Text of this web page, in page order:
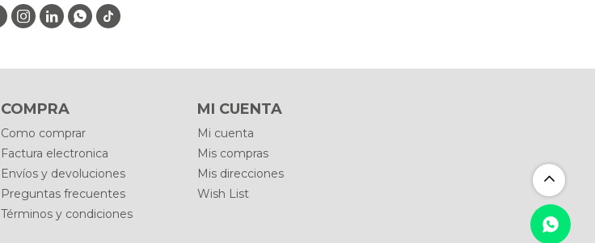
COMPRA
Como comprar
Factura electronica
Envíos y devoluciones
Preguntas frecuentes
Términos y condiciones
MI CUENTA
Mi cuenta
Mis compras
Mis direcciones
Wish List
  